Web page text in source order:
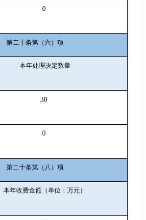
0
第二十条第（六）项
本年处理决定数量
30
0
第二十条第（八）项
本年收费金额（单位：万元）